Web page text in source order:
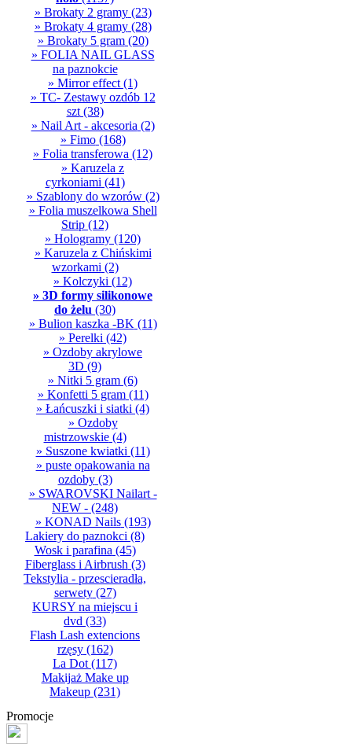
» Brokaty 2 gramy(23)
» Brokaty 4 gramy(28)
» Brokaty 5 gram(20)
» FOLIA NAIL GLASS
na paznokcie
» Mirror effect (1)
» TC- Zestawy ozdób 12
szt(38)
» Nail Art - akcesoria (2)
» Fimo(168)
» Folia transferowa (12)
» Karuzela z
cyrkoniami (41)
» Szablony do wzorów(2)
» Folia muszelkowa Shell
Strip (12)
» Hologramy (120)
» Karuzela z Chińskimi
wzorkami (2)
» Kolczyki (12)
» 3D formy silikonowe
do żelu (30)
» Bulion kaszka -BK (11)
» Perelki (42)
» Ozdoby akrylowe
3D (9)
» Nitki 5 gram (6)
» Konfetti 5 gram(11)
» Łańcuszki i siatki (4)
» Ozdoby
mistrzowskie(4)
» Suszone kwiatki (11)
» puste opakowania na
ozdoby(3)
» SWAROVSKI Nailart -
NEW - (248)
» KONAD Nails(193)
Lakiery do paznokci (8)
Wosk i parafina (45)
Fiberglass i Airbrush (3)
Tekstylia - przescieradła,
serwety(27)
KURSY na miejscu i
dvd (33)
Flash Lash extencions
rzęsy(162)
La Dot (117)
Makijaż Make up
Makeup (231)
Promocje